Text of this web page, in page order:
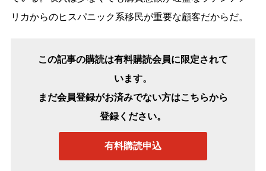
リカからのヒスパニック系移民が重要な顧客だからだ。
この記事の購読は有料購読会員に限定されて
います。
まだ会員登録がお済みでない方はこちらから
登録ください。
有料購読申込